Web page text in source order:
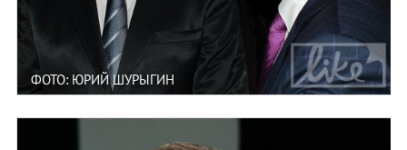
ФОТО: ЮРИЙ ШУРЫГИН